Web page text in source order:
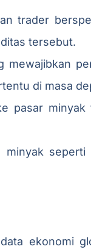
trader
tersebut.
mewajibkan
di masa
pasar minyak
minyak seperti
ekonomi